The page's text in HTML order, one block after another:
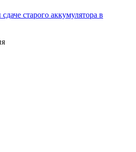
старого аккумулятора в